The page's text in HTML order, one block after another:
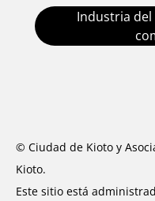
Industria
© Ciudad de Kioto y
Kioto.
Este sitio está